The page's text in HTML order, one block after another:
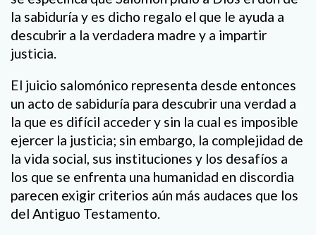
la sabiduría y es dicho regalo el que le ayuda a
descubrir a la verdadera madre y a impartir
justicia.
El juicio salomónico representa desde entonces
un acto de sabiduría para descubrir una verdad a
la que es difícil acceder y sin la cual es imposible
ejercer la justicia; sin embargo, la complejidad de
la vida social, sus instituciones y los desafíos a
los que se enfrenta una humanidad en discordia
parecen exigir criterios aún más audaces que los
del Antiguo Testamento.